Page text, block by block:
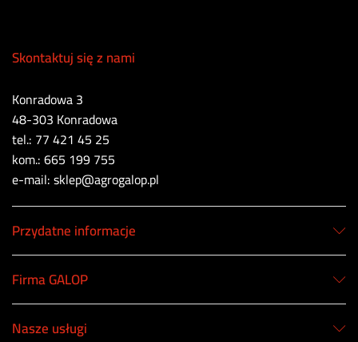
Skontaktuj się z nami
Konradowa 3
48-303 Konradowa
tel.: 77 421 45 25
kom.: 665 199 755
e-mail: sklep@agrogalop.pl
Przydatne informacje
Firma GALOP
Nasze usługi